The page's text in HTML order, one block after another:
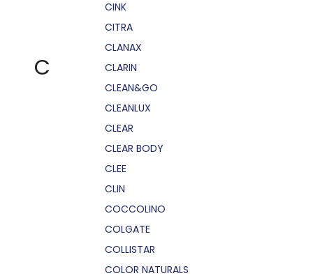
C
CINK
CITRA
CLANAX
CLARIN
CLEAN&GO
CLEANLUX
CLEAR
CLEAR BODY
CLEE
CLIN
COCCOLINO
COLGATE
COLLISTAR
COLOR NATURALS